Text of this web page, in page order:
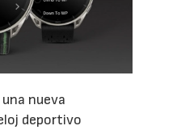
nueva
deportivo